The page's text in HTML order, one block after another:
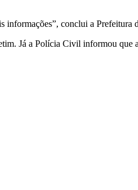
informações”, conclui a Prefeitura
Já a Polícia Civil informou